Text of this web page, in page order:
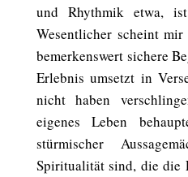
und Rhythmik etwa,
Wesentlicher scheint
bemerkenswert sichere
Erlebnis umsetzt in
nicht haben
eigenes Leben
stürmischer
Spiritualität sind, die die